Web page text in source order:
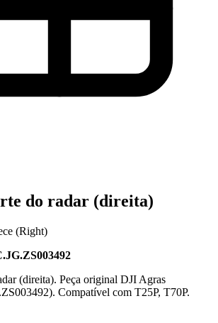
do radar (direita)
(Right)
(direita). Peça original DJI Agras
Compatível com T25P, T70P.